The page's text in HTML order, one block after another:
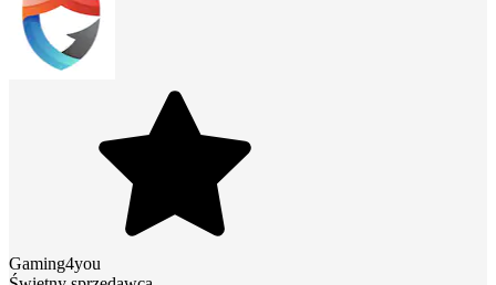
Gaming4you